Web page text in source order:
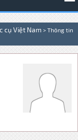
cụ Việt Nam > Thông tin